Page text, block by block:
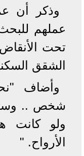
وذكر أن
تحت
الشقق
وأضاف
شخص ..
ولو كانت
الأرواح. "